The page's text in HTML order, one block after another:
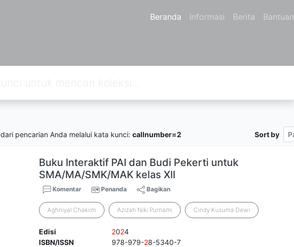
Beranda Informasi Berita Bantuan
dari pencarian Anda melalui kata kunci: callnumber=2 Sort by
Buku Interaktif PAI dan Budi Pekerti untuk
SMA/MA/SMK/MAK kelas XII
Komentar Penanda Bagikan
Aghniyal Chakiim Azizah Niki Purnami Cindy Kusuma Dewi
Edisi 2024
ISBN/ISSN
978-979-28-5340-7